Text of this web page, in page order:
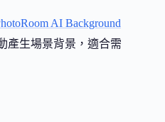
AI Background
產生場景背景，適合需